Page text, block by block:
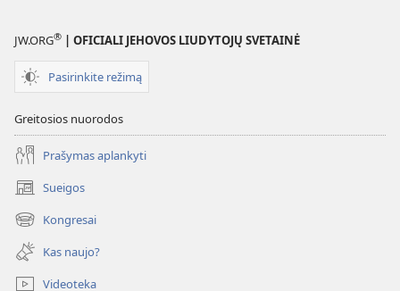
gruodžio 22 d.
JW.ORG® | OFICIALI JEHOVOS LIUDYTOJŲ SVETAINĖ
Pasirinkite režimą
Greitosios nuorodos
Prašymas aplankyti
Sueigos
(atsiveria
naujas
langas)
Kongresai
(atsiveria
naujas
langas)
Kas naujo?
Videoteka